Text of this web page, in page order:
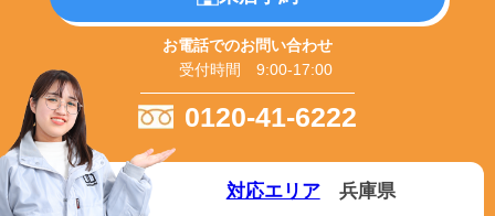
お電話でのお問い合わせ
受付時間 9:00-17:00
0120-41-6222
対応エリア兵庫県